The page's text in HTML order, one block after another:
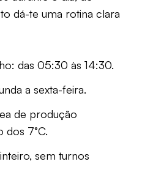
dá-te uma rotina clara
das 05:30 às 14:30.
a sexta-feira.
de produção
dos 7°C.
sem turnos